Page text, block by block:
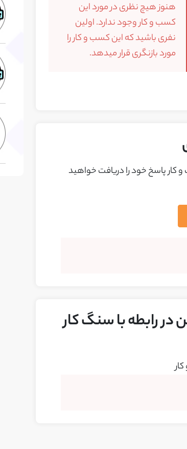
هنوز هیچ نظری در مورد این
کسب و کار وجود ندارد. اولین
نفری باشید که این کسب و کار را
مورد بازنگری قرار میدهد.
کار پاسخ خود را دريافت خواهيد
در رابطه با سنگ کار